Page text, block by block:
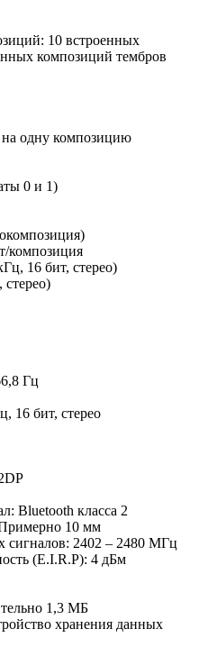
10 встроенных
композиций тембров
одну композицию
0 и 1)
композиция
16 бит, стерео)
Гц
16 бит, стерео
Bluetooth класса 2
10 мм
сигналов: 2402 – 2480 МГц
(E.I.R.P): 4 дБм
1,3 МБ
хранения данных